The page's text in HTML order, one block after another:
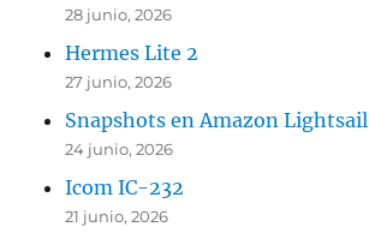
28 junio, 2026
Hermes Lite 2
27 junio, 2026
Snapshots en Amazon Lightsail
24 junio, 2026
Icom IC-232
21 junio, 2026